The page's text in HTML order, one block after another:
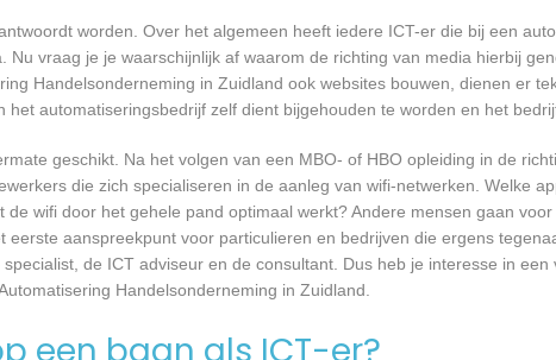
worden. Over het algemeen heeft iedere ICT-er die bij een
vraag je je waarschijnlijk af waarom de richting van media hierbij
Handelsonderneming in Zuidland ook websites bouwen, dienen er
automatiseringsbedrijf zelf dient bijgehouden te worden en het
geschikt. Na het volgen van een MBO- of HBO opleiding in de
die zich specialiseren in de aanleg van wifi-netwerken. Welke
wifi door het gehele pand optimaal werkt? Andere mensen gaan
aanspreekpunt voor particulieren en bedrijven die ergens
de ICT adviseur en de consultant. Dus heb je interesse in
Handelsonderneming in Zuidland.